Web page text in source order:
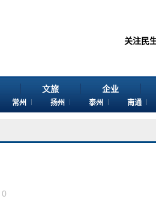
关注民
文旅 企业
常州 扬州 泰州 南通
0